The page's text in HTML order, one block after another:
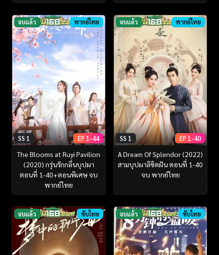
จบแล้ว พากย์ไทย
SS 1 EP 1-44
The Blooms at Ruyi Pavilion
(2020) กรุ่นรักกลิ่นบุปผา
ตอนที่ 1-40+ตอนพิเศษ จบ
พากย์ไทย
จบแล้ว พากย์ไทย
SS 1 EP 1-40
A Dream Of Splendor (2022)
สามบุปผาลิขิตฝัน ตอนที่ 1-40
จบ พากย์ไทย
จบแล้ว ซับไทย จบแล้ว ซับไทย